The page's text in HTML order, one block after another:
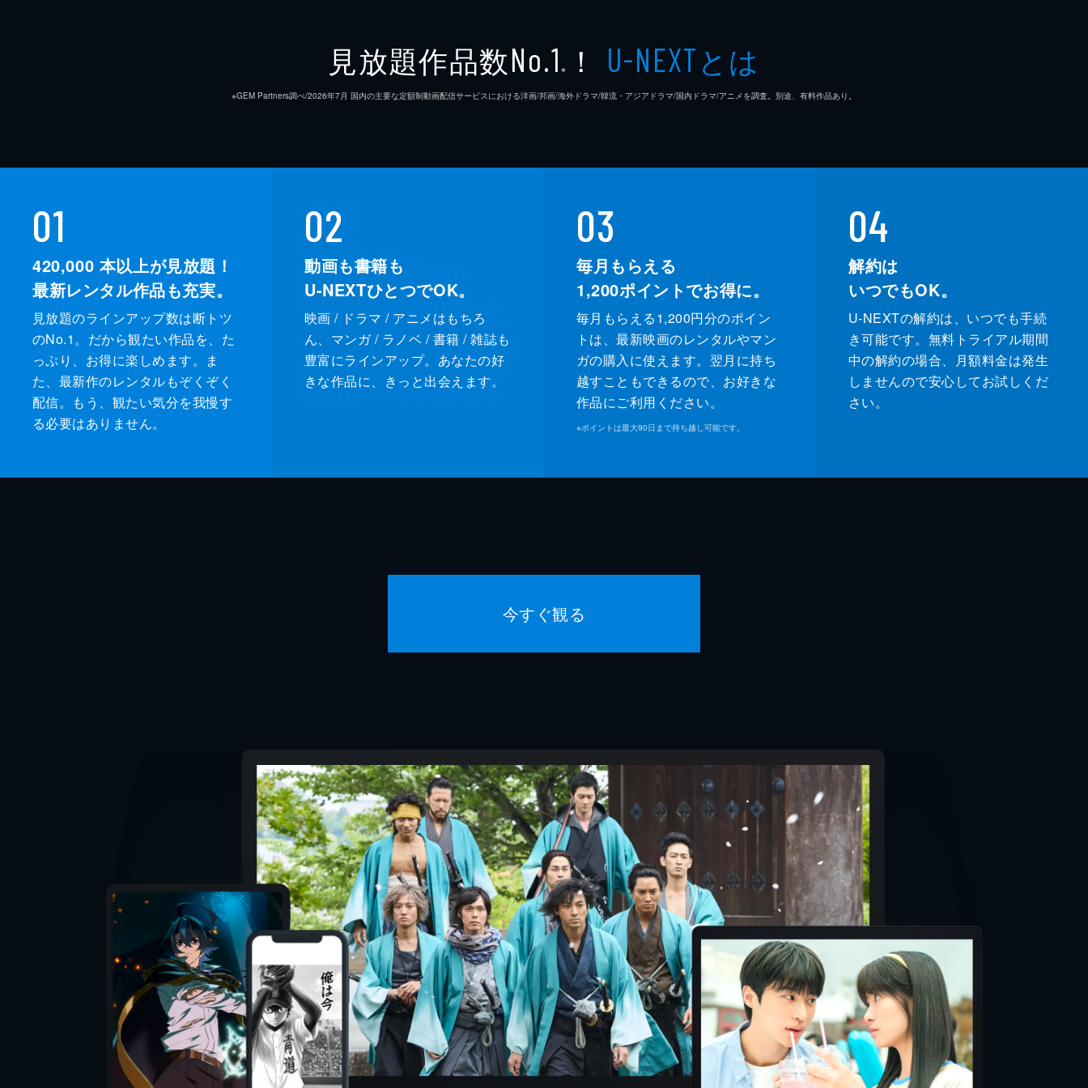
見放題作品数No.1 ※ ！ U-NEXTとは
※GEM Partners調べ/2026年7⽉ 国内の主要な定額制動画配信サービスにおける洋画/邦画/海外ドラマ/韓流・アジアドラマ/国内ドラマ/アニメを調査。別途、有料作品あり。
01
420,000 本以上が見放題！
最新レンタル作品も充実。
見放題のラインアップ数は断トツ
のNo.1。だから観たい作品を、た
っぷり、お得に楽しめます。ま
た、最新作のレンタルもぞくぞく
配信。もう、観たい気分を我慢す
る必要はありません。
02
動画も書籍も
U-NEXTひとつでOK。
映画 / ドラマ / アニメはもちろ
ん、マンガ / ラノベ / 書籍 / 雑誌も
豊富にラインアップ。あなたの好
きな作品に、きっと出会えます。
03
毎月もらえる
1,200ポイントでお得に。
毎月もらえる1,200円分のポイン
トは、最新映画のレンタルやマン
ガの購入に使えます。翌月に持ち
越すこともできるので、お好きな
作品にご利用ください。
※ポイントは最大90日まで持ち越し可能です。
04
解約は
いつでもOK。
U-NEXTの解約は、いつでも手続
き可能です。無料トライアル期間
中の解約の場合、月額料金は発生
しませんので安心してお試しくだ
さい。
今すぐ観る